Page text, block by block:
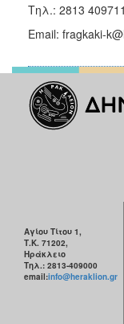
Τηλ.: 2813 409711
Email: fragkaki-
Αγίου Τίτου 1,
Τ.Κ. 71202,
Ηράκλειο
Τηλ.: 2813-409000
email:info@heraklion.gr